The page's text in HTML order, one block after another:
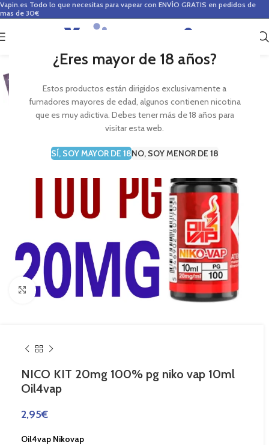
¿Eres mayor de 18 años?
Estos productos están dirigidos exclusivamente a
fumadores mayores de edad, algunos contienen nicotina
que es muy adictiva. Debes tener más de 18 años para
visitar esta web.
SÍ, SOY MAYOR DE 18NO, SOY MENOR DE 18
Vapin.es Todo lo que necesitas para vapear con ENVÍO GRATIS en pedidos de
mas de 30€
0
Haga Click para agrandar
NICO KIT 20mg 100% pg niko vap 10ml
Oil4vap
2,95€
Oil4vap Nikovap